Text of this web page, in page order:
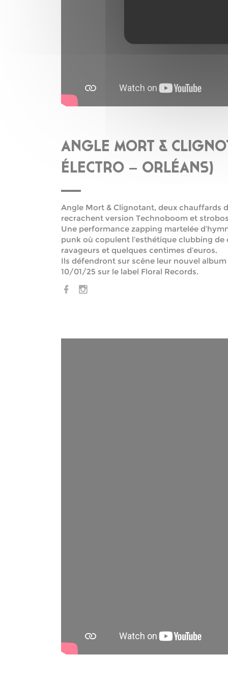
ANGLE MORT &
ÉLECTRO – ORLÉANS)
Angle Mort & Clignotant, deux chauffards
recrachent version Technoboom et
Une performance zapping martelée
punk où copulent l’esthétique clubbing de
ravageurs et quelques centimes d’euros.
Ils défendront sur scène leur nouvel album
10/01/25 sur le label Floral Records.